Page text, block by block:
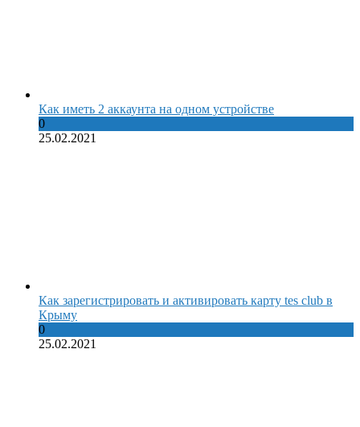
Как иметь 2 аккаунта на одном устройстве
0
25.02.2021
Как зарегистрировать и активировать карту tes club в
Крыму
0
25.02.2021